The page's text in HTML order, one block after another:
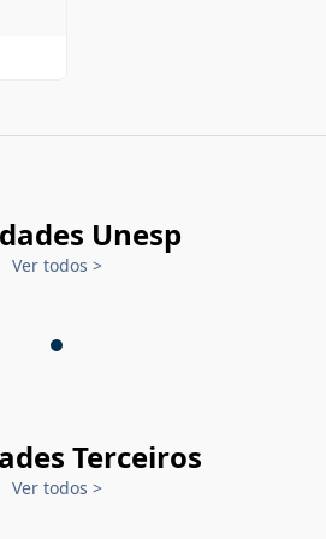
Unesp
Ver todos >
Terceiros
Ver todos >